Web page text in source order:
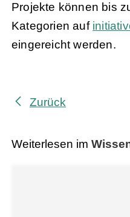
Projekte können bis
Kategorien auf
eingereicht werden.
Zurück
Weiterlesen im